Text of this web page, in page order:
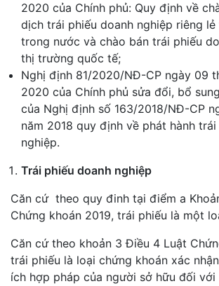
2020 của Chính phủ: Quy định về
dịch trái phiếu doanh nghiệp riêng
trong nước và chào bán trái phiếu
thị trường quốc tế;
Nghị định 81/2020/NĐ-CP ngày 09
2020 của Chính phủ sửa đổi, bổ
của Nghị định số 163/2018/NĐ-CP
năm 2018 quy định về phát hành
nghiệp.
Trái phiếu doanh nghiệp
Căn cứ theo quy đinh tại điểm a
Chứng khoán 2019, trái phiếu là một
Căn cứ theo khoản 3 Điều 4 Luật
trái phiếu là loại chứng khoán xác
ích hợp pháp của người sở hữu đối